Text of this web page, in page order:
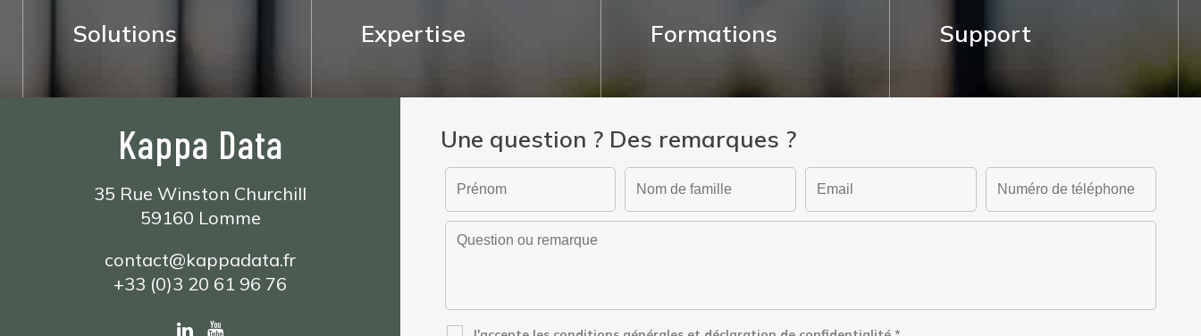
Solutions Expertise Formations Support
Kappa Data
35 Rue Winston Churchill
59160 Lomme
contact@kappadata.fr
+33 (0)3 20 61 96 76
Une question ? Des remarques ?